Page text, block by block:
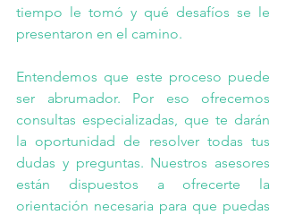
tiempo le tomó y qué desafíos se le
presentaron en el camino.
Entendemos que este proceso puede
consultas especializadas , que te darán
la oportunidad de resolver todas tus
dudas y preguntas. Nuestros asesores
están dispuestos a ofrecerte la
orientación necesaria para que puedas